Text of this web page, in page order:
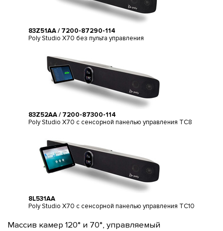
83Z51AA / 7200-87290-114
Poly Studio X70 без пульта управления
83Z52AA / 7200-87300-114
Poly Studio X70 с сенсорной панелью управления TC8
8L531AA
Poly Studio X70 с сенсорной панелью управления TC10
Массив камер 120° и 70°, управляемый